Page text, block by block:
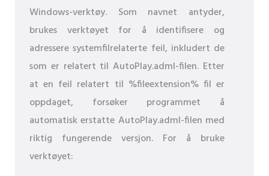
Windows-verktøy. Som navnet antyder,
brukes verktøyet for å identifisere og
adressere systemfilrelaterte feil, inkludert de
som er relatert til AutoPlay.adml-filen. Etter
at en feil relatert til %fileextension% fil er
oppdaget, forsøker programmet å
automatisk erstatte AutoPlay.adml-filen med
riktig fungerende versjon. For å bruke
verktøyet: